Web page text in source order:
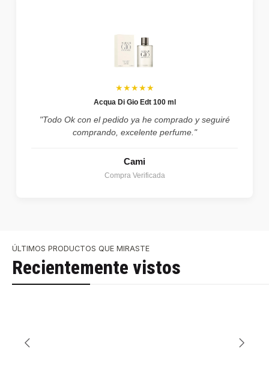
★★★★★
Acqua Di Gio Edt 100 ml
"Todo Ok con el pedido ya he comprado y seguiré
comprando, excelente perfume."
Cami
Compra Verificada
ÚLTIMOS PRODUCTOS QUE MIRASTE
Recientemente vistos